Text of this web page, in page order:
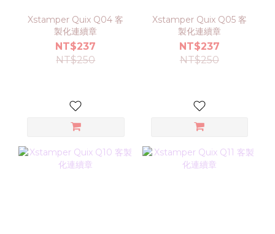
Xstamper Quix Q04 客
製化連續章
NT$237
NT$250
Xstamper Quix Q05 客
製化連續章
NT$237
NT$250